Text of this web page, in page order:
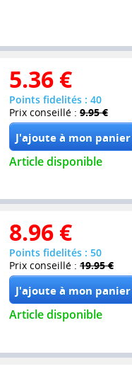
5.36 €
Points fidelités : 40
Prix conseillé : 9.95 €
Article disponible
8.96 €
Points fidelités : 50
Prix conseillé : 19.95 €
Article disponible